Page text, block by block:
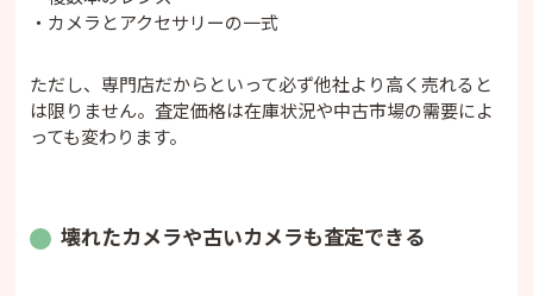
・カメラとアクセサリーの一式
ただし、専門店だからといって必ず他社より高く売れると
は限りません。査定価格は在庫状況や中古市場の需要によ
っても変わります。
壊れたカメラや古いカメラも査定できる